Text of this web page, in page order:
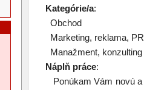
Kategórie/a:
Obchod
Marketing, reklama, PR
Manažment, konzulting
Náplň práce:
Ponúkam Vám novú a